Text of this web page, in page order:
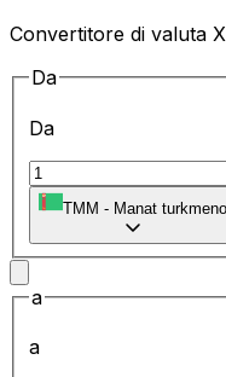
Convertitore di valuta
Da
Da
TMM - Manat turkmeno
a
a